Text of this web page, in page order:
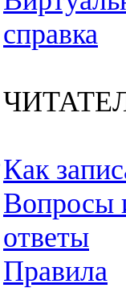
справка
Как
Вопросы
ответы
Правила